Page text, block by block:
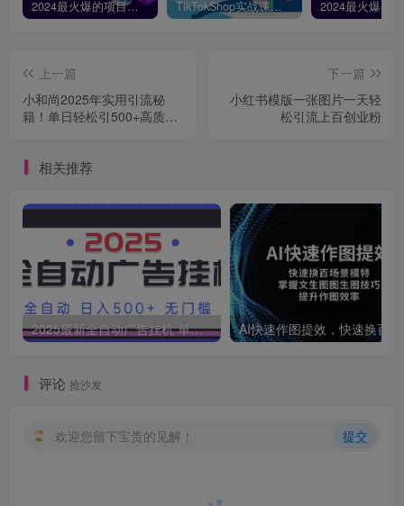
2024最火爆的项目短剧推广实操课，一条视频变现5万+【附软件工具】 TikTokShop实战课程，手把手教你低成本启动，东南亚无货源玩法全解析
上一篇
小和尚2025年实用引流秘
籍！单日轻松引500+高质量
下一篇
小红书模版一张图片一天轻
松引流上百创业粉
相关推荐
2025最新全自动广告挂机 单机500+实操分享 小白可无脑操作
评论 抢沙发
欢迎您留下宝贵的见解！ 提交